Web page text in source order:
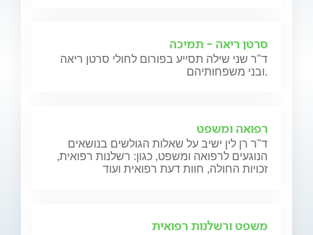
סרטן ריאה - תמיכה
ד"ר שני שילה תסייע בפורום לחולי סרטן ריאה
ובני משפחותיהם.
רפואה ומשפט
ד"ר רן לין ישיב על שאלות הגולשים בנושאים
הנוגעים לרפואה ומשפט, כגון: רשלנות רפואית,
זכויות החולה, חוות דעת רפואית ועוד
משפט ורשלנות רפואית